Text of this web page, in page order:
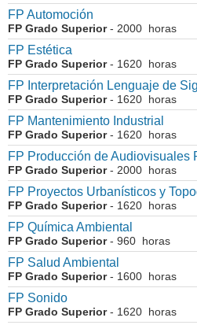
FP Automoción
FP Grado Superior- 2000 horas
FP Estética
FP Grado Superior- 1620 horas
FP Interpretación Lenguaje de
FP Grado Superior- 1620 horas
FP Mantenimiento Industrial
FP Grado Superior- 1620 horas
FP Producción de Audiovisuales
FP Grado Superior- 2000 horas
FP Proyectos Urbanísticos y
FP Grado Superior- 1620 horas
FP Química Ambiental
FP Grado Superior- 960 horas
FP Salud Ambiental
FP Grado Superior- 1600 horas
FP Sonido
FP Grado Superior- 1620 horas